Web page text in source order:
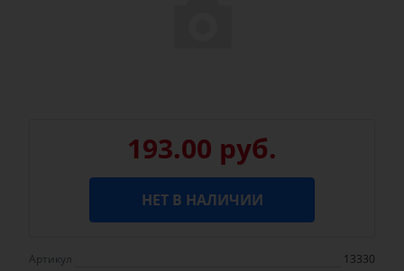
193.00 руб.
НЕТ В НАЛИЧИИ
Артикул
13330